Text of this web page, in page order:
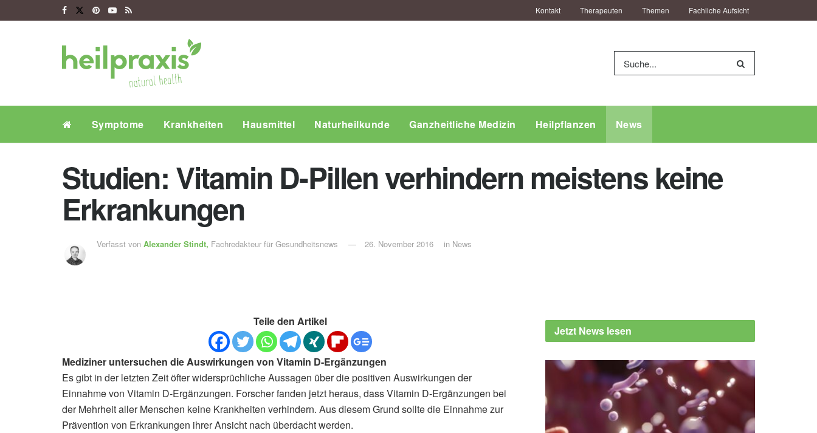
Kontakt Therapeuten Themen Fachliche Aufsicht
Symptome Krankheiten Hausmittel Naturheilkunde Ganzheitliche Medizin Heilpflanzen News
Studien: Vitamin D-Pillen verhindern meistens keine
Erkrankungen
Verfasst von Alexander Stindt, Fachredakteur für Gesundheitsnews 26. November 2016 in News
Teile den Artikel
Mediziner untersuchen die Auswirkungen von Vitamin D-Ergänzungen
Es gibt in der letzten Zeit öfter widersprüchliche Aussagen über die positiven Auswirkungen der
Einnahme von Vitamin D-Ergänzungen. Forscher fanden jetzt heraus, dass Vitamin D-Ergänzungen bei
der Mehrheit aller Menschen keine Krankheiten verhindern. Aus diesem Grund sollte die Einnahme zur
Prävention von Erkrankungen ihrer Ansicht nach überdacht werden.
Jetzt News lesen